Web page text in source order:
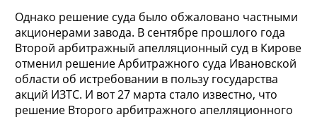
Однако решение суда было обжаловано частными
акционерами завода. В сентябре прошлого года
Второй арбитражный апелляционный суд в Кирове
отменил решение Арбитражного суда Ивановской
области об истребовании в пользу государства
акций ИЗТС. И вот 27 марта стало известно, что
решение Второго арбитражного апелляционного